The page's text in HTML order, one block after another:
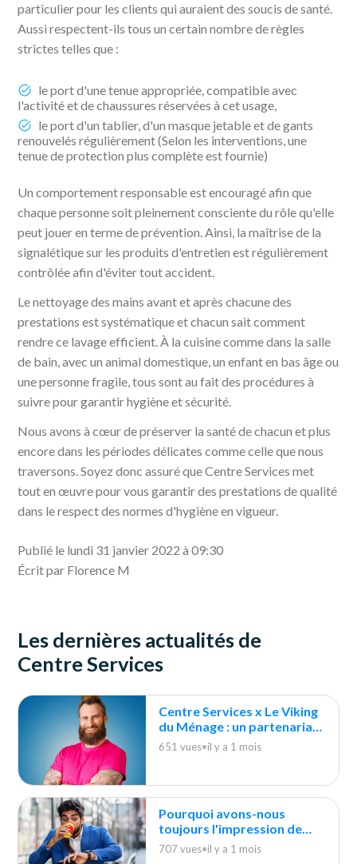
particulier pour les clients qui auraient des soucis de santé.
Aussi respectent-ils tous un certain nombre de règles
strictes telles que :
le port d'une tenue appropriée, compatible avec
l'activité et de chaussures réservées à cet usage,
le port d'un tablier, d'un masque jetable et de gants
renouvelés régulièrement (Selon les interventions, une
tenue de protection plus complète est fournie)
Un comportement responsable est encouragé afin que
chaque personne soit pleinement consciente du rôle qu'elle
peut jouer en terme de prévention. Ainsi, la maîtrise de la
signalétique sur les produits d'entretien est régulièrement
contrôlée afin d'éviter tout accident.
Le nettoyage des mains avant et après chacune des
prestations est systématique et chacun sait comment
rendre ce lavage efficient. À la cuisine comme dans la salle
de bain, avec un animal domestique, un enfant en bas âge ou
une personne fragile, tous sont au fait des procédures à
suivre pour garantir hygiène et sécurité.
Nous avons à cœur de préserver la santé de chacun et plus
encore dans les périodes délicates comme celle que nous
traversons. Soyez donc assuré que Centre Services met
tout en œuvre pour vous garantir des prestations de qualité
dans le respect des normes d'hygiène en vigueur.
Publié le lundi 31 janvier 2022 à 09:30
Écrit par Florence M
Les dernières actualités de
Centre Services
Centre Services x Le Viking
du Ménage : un partenariat
durable
651 vues•il y a 1 mois
Pourquoi avons-nous
toujours l'impression de
courir après le ménage ?
707 vues•il y a 1 mois